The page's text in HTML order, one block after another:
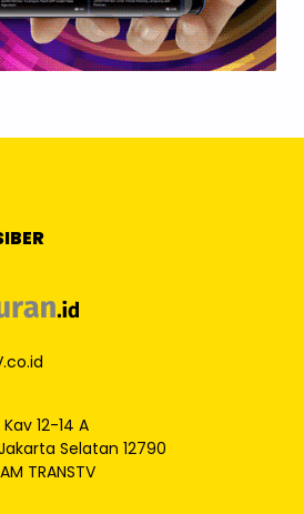
12-14 A
Selatan 12790
TRANSTV